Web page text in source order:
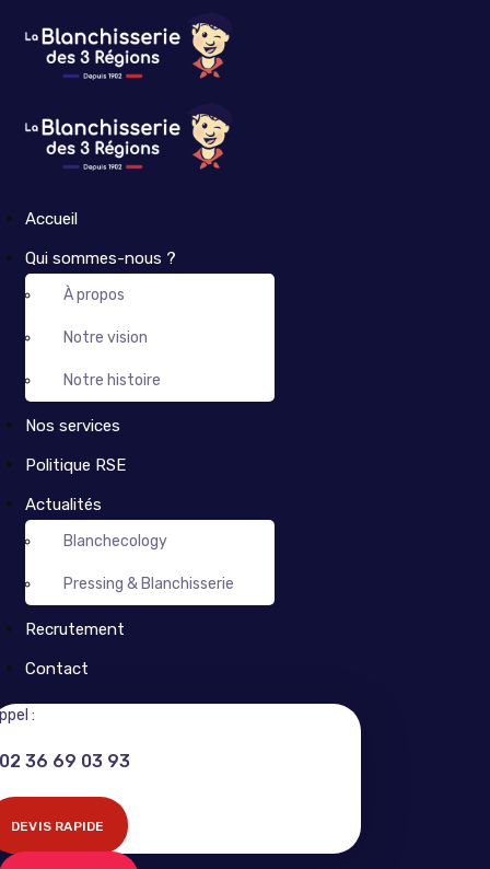
Accueil
Qui sommes-nous ?
À propos
Notre vision
Notre histoire
Nos services
Politique RSE
Actualités
Blanchecology
Pressing & Blanchisserie
Recrutement
Contact
:
02 36 69 03 93
DEVIS RAPIDE